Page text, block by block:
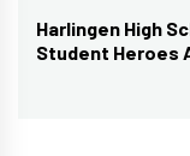
Next
post:
Harlingen High
Student Heroes